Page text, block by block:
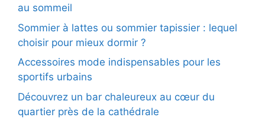
au sommeil
Sommier à lattes ou sommier tapissier : lequel
choisir pour mieux dormir ?
Accessoires mode indispensables pour les
sportifs urbains
Découvrez un bar chaleureux au cœur du
quartier près de la cathédrale